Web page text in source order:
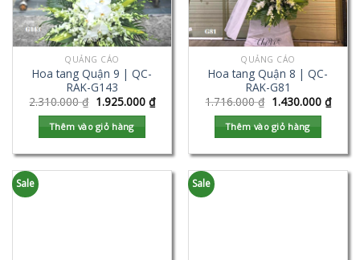
QUẢNG CÁO
Hoa tang Quận 9 | QC-
RAK-G143
2.310.000₫ 1.925.000 ₫
Thêm vào giỏ hàng
QUẢNG CÁO
Hoa tang Quận 8 | QC-
RAK-G81
1.716.000₫ 1.430.000 ₫
Thêm vào giỏ hàng
Sale Sale